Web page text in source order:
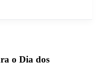
o Dia dos